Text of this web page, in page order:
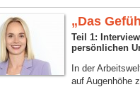
„Das
Teil 1:
persönlichen
In der
auf Augenhöhe